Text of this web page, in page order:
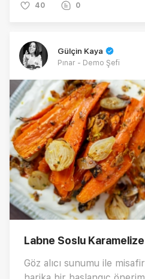
zenginleştirecek harika
40 0
Gülçin Kaya
Pınar - Demo Şefi
Labne Soslu
Göz alıcı sunumu ile